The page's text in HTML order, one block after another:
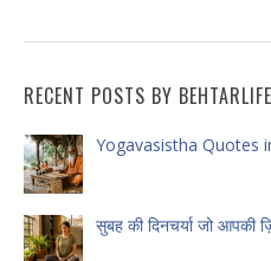
RECENT POSTS BY BEHTARLIFE
Yogavasistha Quotes
सुबह की दिनचर्या जो आपकी